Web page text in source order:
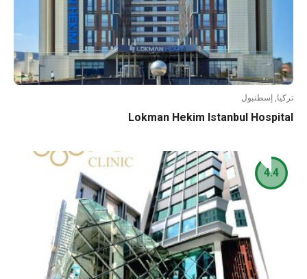
تركيا, إسطنبول
Lokman Hekim Istanbul Hospital
4.4